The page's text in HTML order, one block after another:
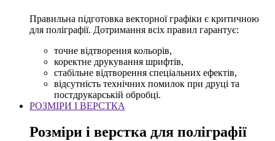
Правильна підготовка векторної графіки є критичною
для поліграфії. Дотримання всіх правил гарантує:
точне відтворення кольорів,
коректне друкування шрифтів,
стабільне відтворення спеціальних ефектів,
відсутність технічних помилок при друці та
постдрукарській обробці.
РОЗМІРИ І ВЕРСТКА
Розміри і верстка для поліграфії